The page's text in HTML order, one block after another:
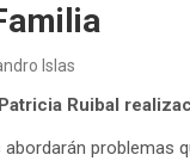
Islas
Ruibal
problemas